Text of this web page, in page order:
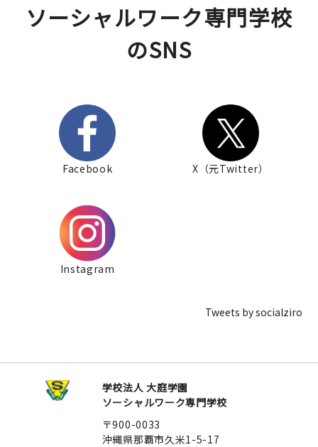
ソーシャルワーク専門学校
のSNS
Facebook X（元Twitter）
Instagram
Tweets by socialziro
学校法人 大庭学園
ソーシャルワーク専門学校
〒900-0033
沖縄県那覇市久米1-5-17